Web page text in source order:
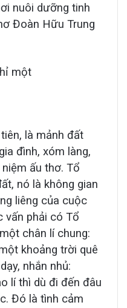
nuôi dưỡng tinh
Đoàn Hữu Trung
một
là mảnh đất
đình, xóm làng,
ấu thơ. Tổ
nó là không gian
liêng của cuộc
vấn phải có Tổ
chân lí chung:
khoảng trời quê
nhắn nhủ:
lí thì dù đi đến đâu
Đó là tình cảm